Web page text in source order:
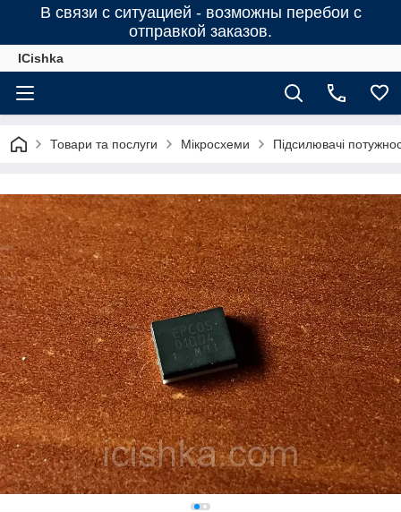
В связи с ситуацией - возможны перебои с
отправкой заказов.
ICishka
Товари та послуги Мікросхеми Підсилювачі